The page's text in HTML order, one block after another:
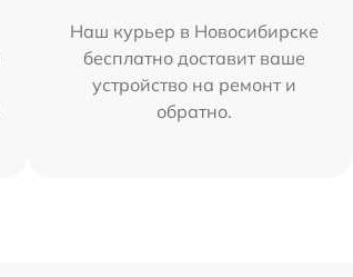
Наш курьер в Новосибирске
бесплатно доставит ваше
устройство на ремонт и
обратно.